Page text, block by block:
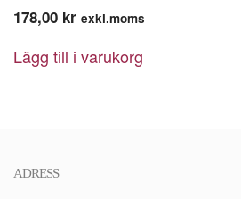
178,00 kr exkl.moms
Lägg till i varukorg
ADRESS